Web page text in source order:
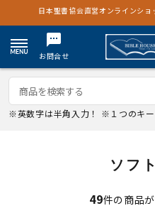
日本聖書協会直営オンラインショ
textsms
お問合せ
※英数字は半角入力！ ※１つのキー
ソフ
49件の商品